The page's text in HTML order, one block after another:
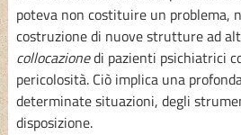
poteva non costituire un problema,
costruzione di nuove strutture ad
collocazionedi pazienti psichiatrici
pericolosità. Ciò implica una
determinate situazioni, degli
disposizione.